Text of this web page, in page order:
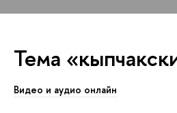
Тема
Видео и аудио онлайн